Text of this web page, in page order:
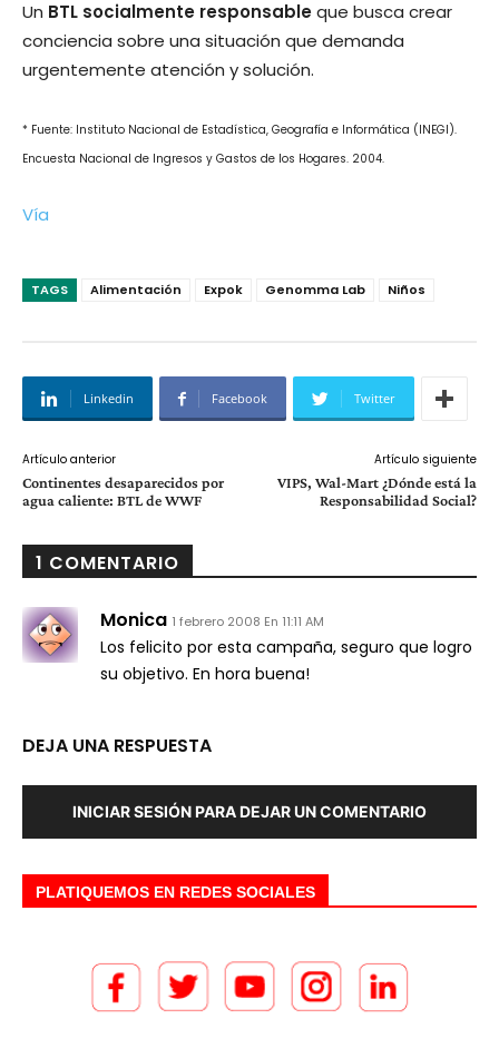
Un BTL socialmente responsableque busca crear
conciencia sobre una situación que demanda
urgentemente atención y solución.
* Fuente: Instituto Nacional de Estadí­stica, Geografí­a e Informática (INEGI).
Encuesta Nacional de Ingresos y Gastos de los Hogares. 2004.
Ví­a
TAGS Alimentación Expok Genomma Lab Niños
Linkedin Facebook Twitter
Artículo anterior
Continentes desaparecidos por
agua caliente: BTL de WWF
Artículo siguiente
VIPS, Wal-Mart ¿Dónde está la
Responsabilidad Social?
1 COMENTARIO
Monica 1 febrero 2008 En 11:11 AM
Los felicito por esta campaña, seguro que logro
su objetivo. En hora buena!
DEJA UNA RESPUESTA
INICIAR SESIÓN PARA DEJAR UN COMENTARIO
PLATIQUEMOS EN REDES SOCIALES